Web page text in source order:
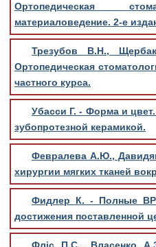
Ортопедическая
материаловедение. 2-е
Трезубов В.Н.,
Ортопедическая
частного курса.
Убасси Г. - Форма и
зубопротезной керамикой.
Февралева А.Ю.,
хирургии мягких тканей
Фидлер К. - Полные
достижения поставленной